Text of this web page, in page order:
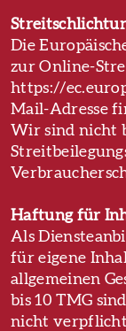
Die
zur Online-
https://
Mail-Adresse
Wir sind nicht
Haftung für
Als
für eigene
allgemeinen
bis 10 TMG
nicht